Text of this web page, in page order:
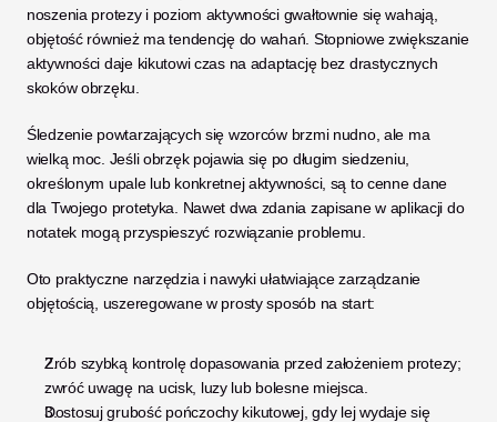
noszenia protezy i poziom aktywności gwałtownie się wahają,
objętość również ma tendencję do wahań. Stopniowe zwiększanie
aktywności daje kikutowi czas na adaptację bez drastycznych
skoków obrzęku.
Śledzenie powtarzających się wzorców brzmi nudno, ale ma
wielką moc. Jeśli obrzęk pojawia się po długim siedzeniu,
określonym upale lub konkretnej aktywności, są to cenne dane
dla Twojego protetyka. Nawet dwa zdania zapisane w aplikacji do
notatek mogą przyspieszyć rozwiązanie problemu.
Oto praktyczne narzędzia i nawyki ułatwiające zarządzanie
objętością, uszeregowane w prosty sposób na start:
Zrób szybką kontrolę dopasowania przed założeniem protezy;
zwróć uwagę na ucisk, luzy lub bolesne miejsca.
Dostosuj grubość pończochy kikutowej, gdy lej wydaje się